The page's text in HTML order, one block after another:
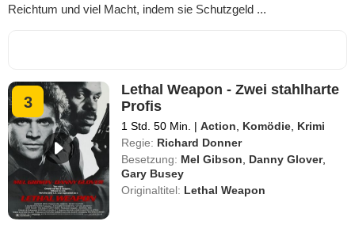
Reichtum und viel Macht, indem sie Schutzgeld ...
3
Lethal Weapon - Zwei stahlharte
Profis
1 Std. 50 Min. | Action Komödie Krimi
Regie: Richard Donner
Besetzung: Mel Gibson Danny Glover,
Gary Busey
Originaltitel: Lethal Weapon